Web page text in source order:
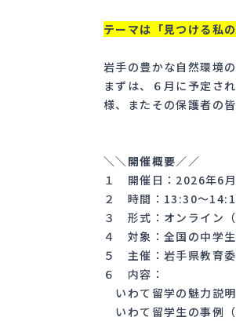
テーマは「見つける私
岩手の豊かな自然環境
まずは、６月に予定さ
様、またその保護者の
＼＼開催概要／／
１ 開催日：2026年6月
２ 時間：13:30〜
３ 形式：オンライン（
４ 対象：全国の中学
５ 主催：岩手県教育
６ 内容：
いわて留学の魅力説明
いわて留学生の事例（